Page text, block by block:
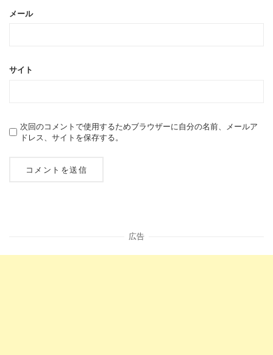
メール
サイト
次回のコメントで使用するためブラウザーに自分の名前、メールア
ドレス、サイトを保存する。
広告